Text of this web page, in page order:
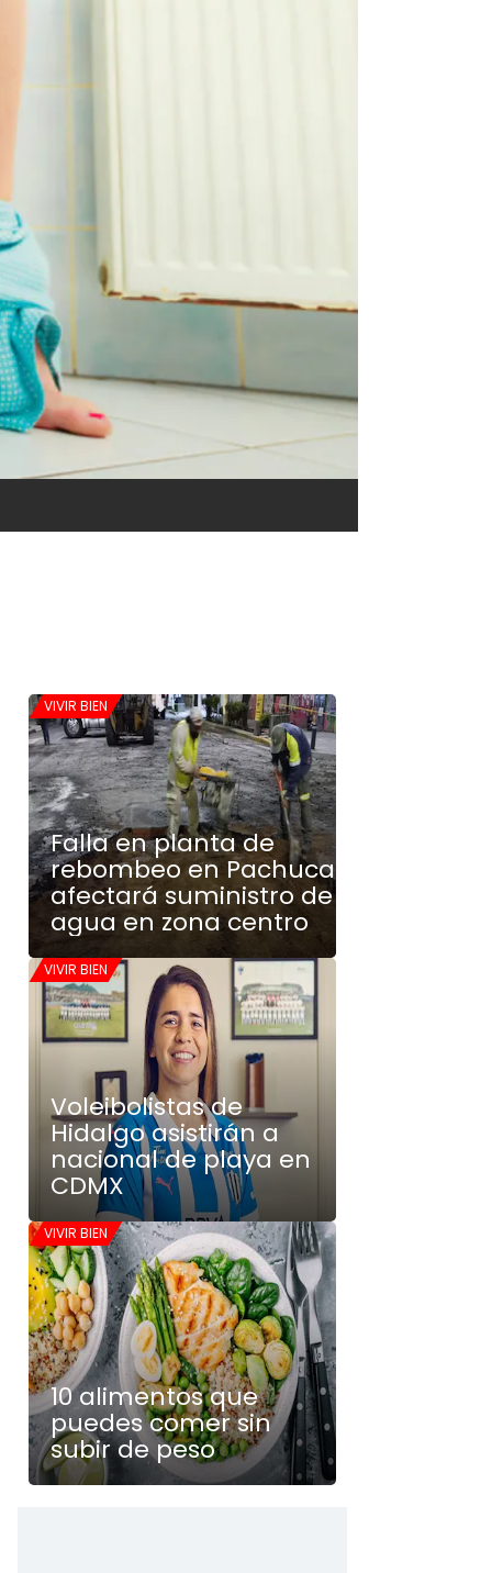
VIVIR BIEN
Falla en planta de
rebombeo en Pachuca
afectará suministro de
agua en zona centro
VIVIR BIEN
Voleibolistas de
Hidalgo asistirán a
nacional de playa en
CDMX
VIVIR BIEN
10 alimentos que
puedes comer sin
subir de peso